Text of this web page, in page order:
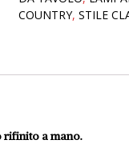
COUNTRY,STILE
rifinito a mano.